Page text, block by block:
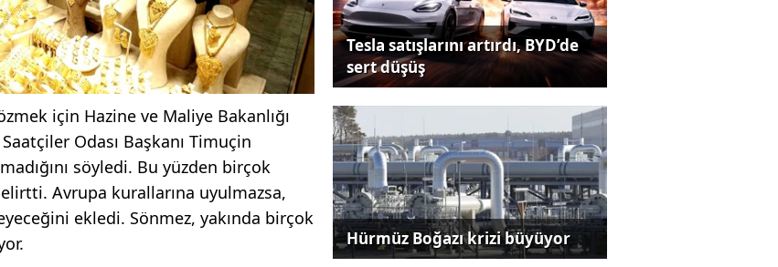
için Hazine ve Maliye Bakanlığı
Odası Başkanı Timuçin
söyledi. Bu yüzden birçok
Avrupa kurallarına uyulmazsa,
ekledi. Sönmez, yakında birçok
Tesla satışlarını artırdı, BYD’de
sert düşüş
Hürmüz Boğazı krizi büyüyor